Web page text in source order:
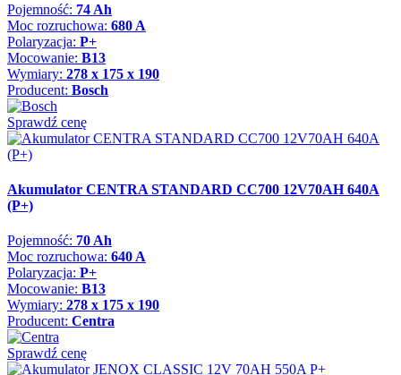
Pojemność: 74 Ah
Moc rozruchowa: 680 A
Polaryzacja: P+
Mocowanie: B13
Wymiary: 278 x 175 x 190
Producent: Bosch
Sprawdź cenę
Akumulator CENTRA STANDARD CC700 12V70AH 640A
(P+)
Pojemność: 70 Ah
Moc rozruchowa: 640 A
Polaryzacja: P+
Mocowanie: B13
Wymiary: 278 x 175 x 190
Producent: Centra
Sprawdź cenę